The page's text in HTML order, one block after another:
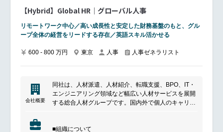
が求められています。
本ポジションでは、部内の管理職とともに、人事戦略
領域の戦略策定・企画・立案を中心に担っていただき
ます。
め、既存の枠に縛られることなく、変革をリードして
通じた下記の業務をお任せいたします。中長期の経営
計画や方向性を踏まえた、グローバル人事戦略の策
定・企画・立案
【Hybrid】Global HR｜グローバル人事
リモートワーク中心／高い成長性と安定した財務基盤のもと、グル
ープ全体の経営をリードする存在／英語スキル活かせる
600 - 800 万円 東京 人事 人事ゼネラリスト
会社概要
同社は、人材派遣、人材紹介、転職支援、BPO、IT・
エンジニアリング領域など幅広い人材サービスを展開
する総合人材グループです。国内外で個人のキャリア
ジー領域にも事業を拡大しています。多様な働き方や
■組織について